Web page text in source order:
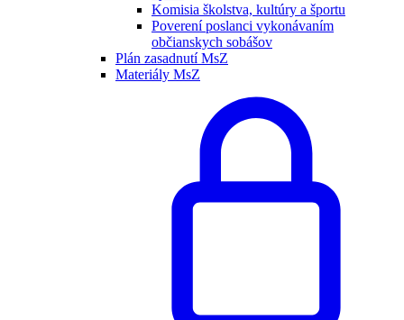
Komisia školstva, kultúry a športu
Poverení poslanci vykonávaním
občianskych sobášov
Plán zasadnutí MsZ
Materiály MsZ